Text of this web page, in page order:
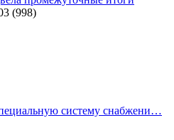
(998)
систему снабжени…